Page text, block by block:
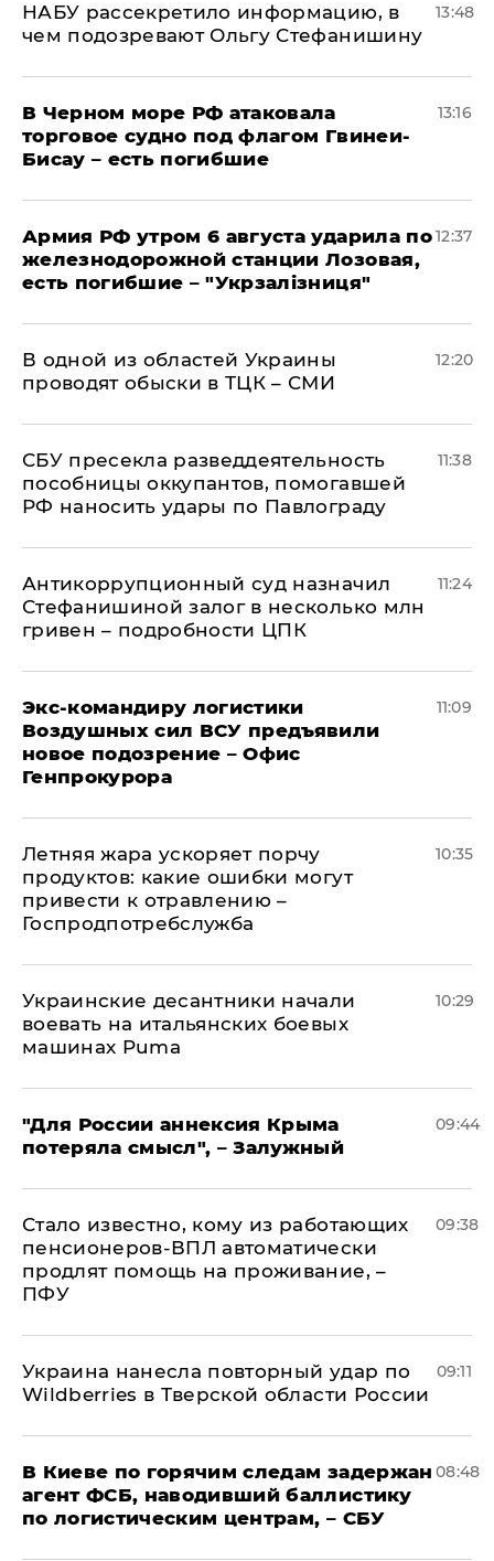
НАБУ рассекретило информацию, в
чем подозревают Ольгу Стефанишину
13:48
В Черном море РФ атаковала
торговое судно под флагом Гвинеи-
Бисау – есть погибшие
13:16
Армия РФ утром 6 августа ударила по
железнодорожной станции Лозовая,
есть погибшие – "Укрзалізниця"
12:37
В одной из областей Украины
проводят обыски в ТЦК – СМИ
12:20
СБУ пресекла разведдеятельность
пособницы оккупантов, помогавшей
РФ наносить удары по Павлограду
11:38
Антикоррупционный суд назначил
Стефанишиной залог в несколько млн
гривен – подробности ЦПК
11:24
Экс-командиру логистики
Воздушных сил ВСУ предъявили
новое подозрение – Офис
Генпрокурора
11:09
Летняя жара ускоряет порчу
продуктов: какие ошибки могут
привести к отравлению –
Госпродпотребслужба
10:35
Украинские десантники начали
воевать на итальянских боевых
машинах Puma
10:29
"Для России аннексия Крыма
потеряла смысл", – Залужный
09:44
Стало известно, кому из работающих
пенсионеров-ВПЛ автоматически
продлят помощь на проживание, –
ПФУ
09:38
Украина нанесла повторный удар по
Wildberries в Тверской области России
09:11
В Киеве по горячим следам задержан
агент ФСБ, наводивший баллистику
по логистическим центрам, – СБУ
08:48